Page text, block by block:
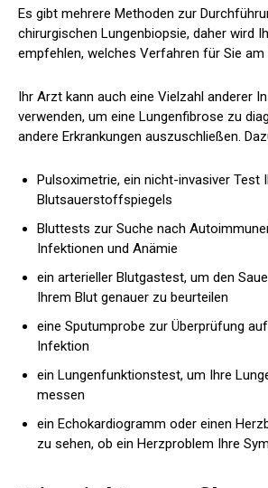
Es gibt mehrere Methoden zur
chirurgischen Lungenbiopsie, daher wird
empfehlen, welches Verfahren für Sie
Ihr Arzt kann auch eine Vielzahl anderer
verwenden, um eine Lungenfibrose zu
andere Erkrankungen auszuschließen.
Pulsoximetrie, ein nicht-invasiver Test
Blutsauerstoffspiegels
Bluttests zur Suche nach
Infektionen und Anämie
ein arterieller Blutgastest, um den
Ihrem Blut genauer zu beurteilen
eine Sputumprobe zur Überprüfung
Infektion
ein Lungenfunktionstest, um Ihre
messen
ein Echokardiogramm oder einen
zu sehen, ob ein Herzproblem Ihre